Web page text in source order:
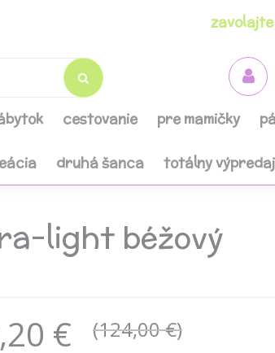
zavolajte
cestovanie pre mamičky
druhá šanca totálny
light béžový
€ (124,00 €)